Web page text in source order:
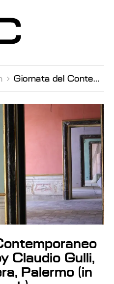
 Giornata del Contemporaneo Conference by Claudio Gulli, Palazzo Butera, Palermo (in French)
Claudio Gulli,
Palermo (in